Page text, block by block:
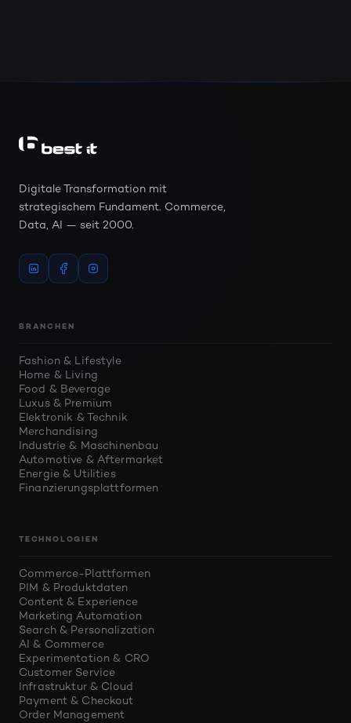
Digitale Transformation mit
strategischem Fundament. Commerce,
Data, AI — seit 2000.
BRANCHEN
Fashion & Lifestyle
Home & Living
Food & Beverage
Luxus & Premium
Elektronik & Technik
Merchandising
Industrie & Maschinenbau
Automotive & Aftermarket
Energie & Utilities
Finanzierungsplattformen
TECHNOLOGIEN
Commerce-Plattformen
PIM & Produktdaten
Content & Experience
Marketing Automation
Search & Personalization
AI & Commerce
Experimentation & CRO
Customer Service
Infrastruktur & Cloud
Payment & Checkout
Order Management